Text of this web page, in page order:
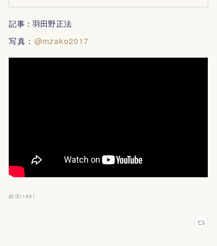
記事：羽田野正法
写真： @mzako2017
経済( 186 )